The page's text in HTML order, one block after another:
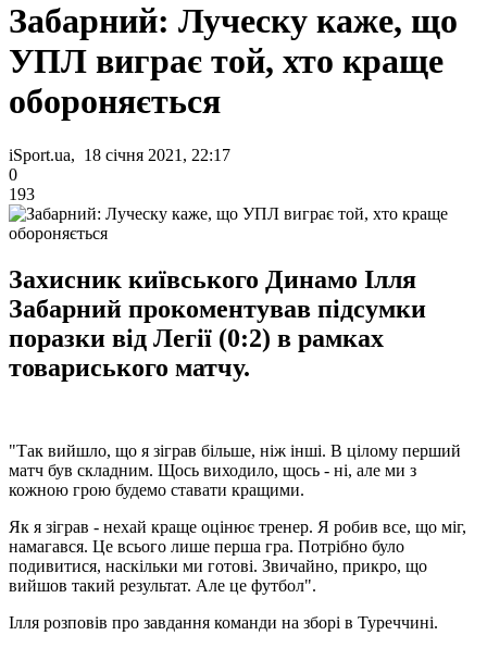
Забарний: Луческу каже, що
УПЛ виграє той, хто краще
обороняється
iSport.ua, 18 січня 2021, 22:17
0
193
Захисник київського Динамо Ілля
Забарний прокоментував підсумки
поразки від Легії (0:2) в рамках
товариського матчу.
"Так вийшло, що я зіграв більше, ніж інші. В цілому перший
матч був складним. Щось виходило, щось - ні, але ми з
кожною грою будемо ставати кращими.
Як я зіграв - нехай краще оцінює тренер. Я робив все, що міг,
намагався. Це всього лише перша гра. Потрібно було
подивитися, наскільки ми готові. Звичайно, прикро, що
вийшов такий результат. Але це футбол".
Ілля розповів про завдання команди на зборі в Туреччині.